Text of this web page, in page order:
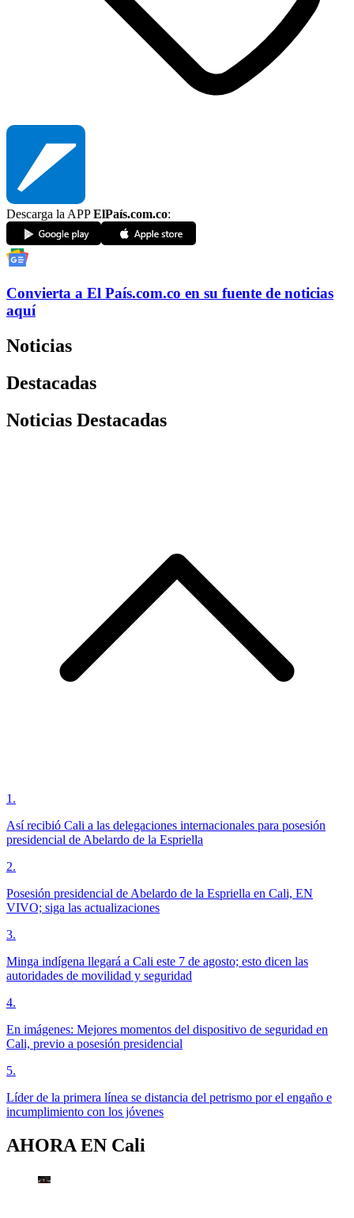
Descarga la APPElPaís.com.co:
Convierta a El País.com.co en su fuente de noticias
aquí
Noticias
Destacadas
Noticias Destacadas
1 .
Así recibió Cali a las delegaciones internacionales para posesión
presidencial de Abelardo de la Espriella
2.
Posesión presidencial de Abelardo de la Espriella en Cali, EN
VIVO; siga las actualizaciones
3.
Minga indígena llegará a Cali este 7 de agosto; esto dicen las
autoridades de movilidad y seguridad
4.
En imágenes: Mejores momentos del dispositivo de seguridad en
Cali, previo a posesión presidencial
5.
Líder de la primera línea se distancia del petrismo por el engaño e
incumplimiento con los jóvenes
AHORA EN Cali